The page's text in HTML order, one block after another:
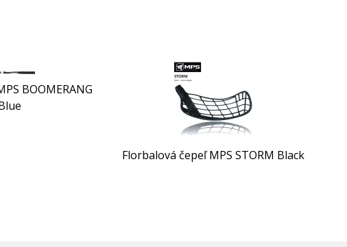
BOOMERANG
Florbalová čepeľ MPS STORM Black